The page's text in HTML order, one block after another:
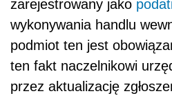
zarejestrowany jako
wykonywania handlu
podmiot ten jest
ten fakt naczelnikowi
przez aktualizację